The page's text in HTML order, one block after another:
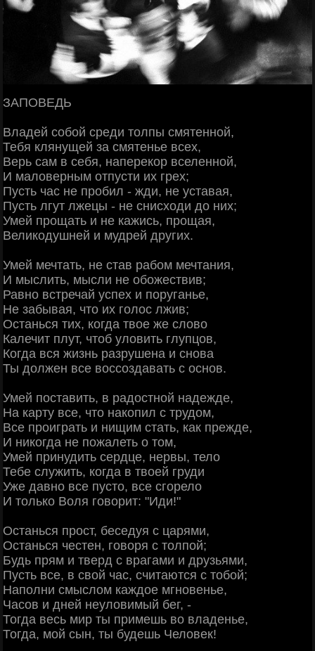
ЗАПОВЕДЬ
Владей собой среди толпы смятенной,
Тебя клянущей за смятенье всех,
Верь сам в себя, наперекор вселенной,
И маловерным отпусти их грех;
Пусть час не пробил - жди, не уставая,
Пусть лгут лжецы - не снисходи до них;
Умей прощать и не кажись, прощая,
Великодушней и мудрей других.
Умей мечтать, не став рабом мечтания,
И мыслить, мысли не обожествив;
Равно встречай успех и поруганье,
Не забывая, что их голос лжив;
Останься тих, когда твое же слово
Калечит плут, чтоб уловить глупцов,
Когда вся жизнь разрушена и снова
Ты должен все воссоздавать с основ.
Умей поставить, в радостной надежде,
На карту все, что накопил с трудом,
Все проиграть и нищим стать, как прежде,
И никогда не пожалеть о том,
Умей принудить сердце, нервы, тело
Тебе служить, когда в твоей груди
Уже давно все пусто, все сгорело
И только Воля говорит: "Иди!"
Останься прост, беседуя с царями,
Останься честен, говоря с толпой;
Будь прям и тверд с врагами и друзьями,
Пусть все, в свой час, считаются с тобой;
Наполни смыслом каждое мгновенье,
Часов и дней неуловимый бег, -
Тогда весь мир ты примешь во владенье,
Тогда, мой сын, ты будешь Человек!